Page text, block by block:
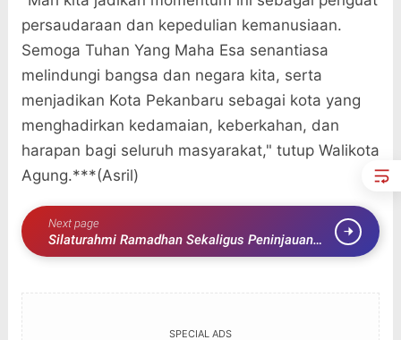
persaudaraan dan kepedulian kemanusiaan.
Semoga Tuhan Yang Maha Esa senantiasa
melindungi bangsa dan negara kita, serta
menjadikan Kota Pekanbaru sebagai kota yang
menghadirkan kedamaian, keberkahan, dan
harapan bagi seluruh masyarakat," tutup Walikota
Agung.***(Asril)
Next page
Silaturahmi Ramadhan Sekaligus Peninjauan
Pasar Murah dan Bazar Ramadhan di
SPECIAL ADS